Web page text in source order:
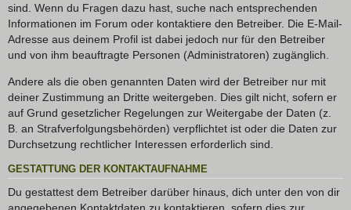
sind. Wenn du Fragen dazu hast, suche nach entsprechenden
Informationen im Forum oder kontaktiere den Betreiber. Die E-Mail-
Adresse aus deinem Profil ist dabei jedoch nur für den Betreiber
und von ihm beauftragte Personen (Administratoren) zugänglich.
Andere als die oben genannten Daten wird der Betreiber nur mit
deiner Zustimmung an Dritte weitergeben. Dies gilt nicht, sofern er
auf Grund gesetzlicher Regelungen zur Weitergabe der Daten (z.
B. an Strafverfolgungsbehörden) verpflichtet ist oder die Daten zur
Durchsetzung rechtlicher Interessen erforderlich sind.
GESTATTUNG DER KONTAKTAUFNAHME
Du gestattest dem Betreiber darüber hinaus, dich unter den von dir
angegebenen Kontaktdaten zu kontaktieren, sofern dies zur